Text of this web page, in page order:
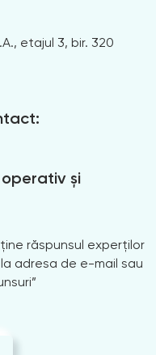
etajul 3, bir. 320
și
răspunsul experților
adresa de e-mail sau